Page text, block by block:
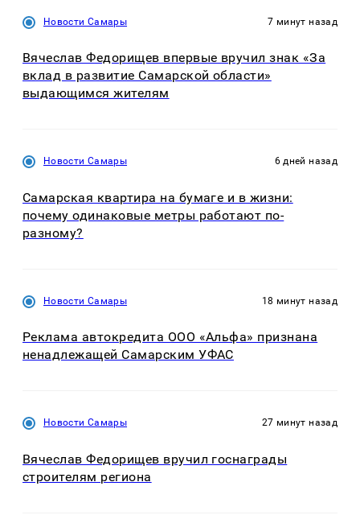
Новости Самары 7 минут назад
Вячеслав Федорищев впервые вручил знак «За
вклад в развитие Самарской области»
выдающимся жителям
Новости Самары 6 дней назад
Самарская квартира на бумаге и в жизни:
почему одинаковые метры работают по-
разному?
Новости Самары 18 минут назад
Реклама автокредита ООО «Альфа» признана
ненадлежащей Самарским УФАС
Новости Самары 27 минут назад
Вячеслав Федорищев вручил госнаграды
строителям региона